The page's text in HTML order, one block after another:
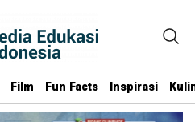
Film Fun Facts Inspirasi